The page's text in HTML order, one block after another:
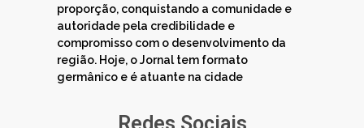
proporção, conquistando a comunidade e
autoridade pela credibilidade e
compromisso com o desenvolvimento da
região. Hoje, o Jornal tem formato
germânico e é atuante na cidade